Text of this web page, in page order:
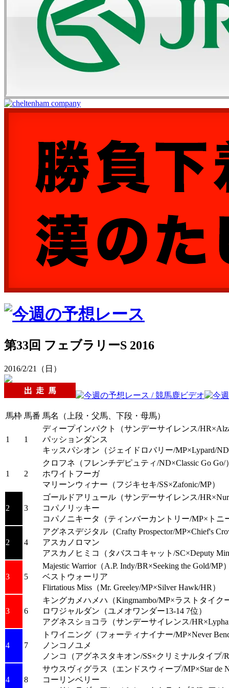
第33回 フェブラリーS 2016
2016/2/21（日）
馬枠 馬番 馬名（上段・父馬、下段・母馬）
1 1
ディープインパクト
（サンデーサイレンス/
パッションダンス
キッスパシオン （ジェイドロバリー/MP×Lypard/
1 2
クロフネ （フレンチデピュティ/ND×Classic Go Go/
ホワイトフーガ
マリーンウィナー （フジキセキ/SS×Zafonic/MP）
2 3
ゴールドアリュール （サンデーサイレンス/
コパノリッキー
コパノニキータ
（ティンバーカントリー/MP×トニ
2 4
アグネスデジタル （Crafty Prospector/MP×Chief's
アスカノロマン
アスカノヒミコ
（タバスコキャット/SC×Deputy
3 5
Majestic Warrior（A.P. Indy/BR×Seeking the Gold/MP
ベストウォーリア
Flirtatious Miss （Mr. Greeley/MP×Silver Hawk/HR）
3 6
キングカメハメハ （Kingmambo/MP×ラストタイク
ロワジャルダン （ユメオワンダー13-14 7位）
アグネスショコラ
（サンデーサイレンス/
4 7
トワイニング （フォーティナイナー/MP×Never
ノンコノユメ
ノンコ
（アグネスタキオン/SS×クリミナルタイプ/
4 8
サウスヴィグラス
（エンドスウィープ/MP×Star de
コーリンベリー